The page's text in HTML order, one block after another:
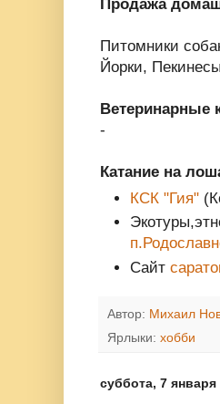
Продажа
Питомники
Йорки, Пекинесы
Ветеринарные
-
Катание на
КСК "Гия"
Сайт
Автор: Михаил
Ярлыки: хобби
суббота, 7 января